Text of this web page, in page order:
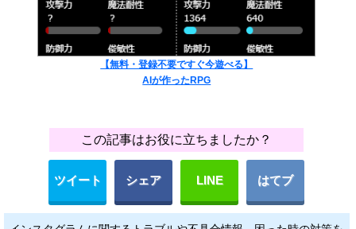
【無料・登録不要ですぐ今遊べる】
AIが作ったRPG
この記事はお役に立ちましたか？
ツイート シェア LINE はてブ